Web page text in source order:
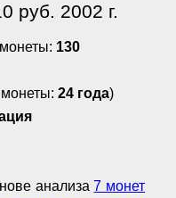
руб. 2002 г.
130
монеты: 24 года)
анализа7 монет